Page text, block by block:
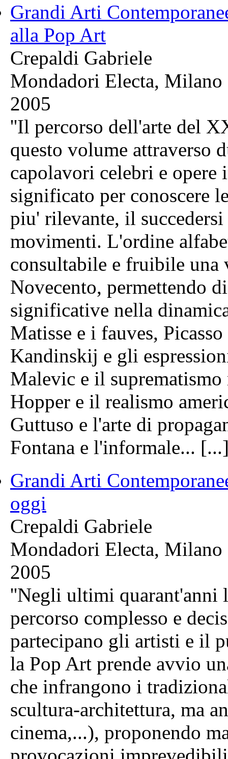
Grandi Arti
alla Pop Art
Crepaldi Gabriele
Mondadori Electa, Milano
2005
''Il percorso dell'arte del
questo volume attraverso
capolavori celebri e opere
significato per conoscere
piu' rilevante, il
movimenti. L'ordine
consultabile e fruibile una
Novecento, permettendo
significative nella
Matisse e i fauves,
Kandinskij e gli
Malevic e il
Hopper e il realismo
Guttuso e l'arte di
Fontana e l'informale...
Grandi Arti
oggi
Crepaldi Gabriele
Mondadori Electa, Milano
2005
''Negli ultimi quarant'anni
percorso complesso e
partecipano gli artisti e il
la Pop Art prende avvio
che infrangono i
scultura-architettura, ma
cinema,...), proponendo